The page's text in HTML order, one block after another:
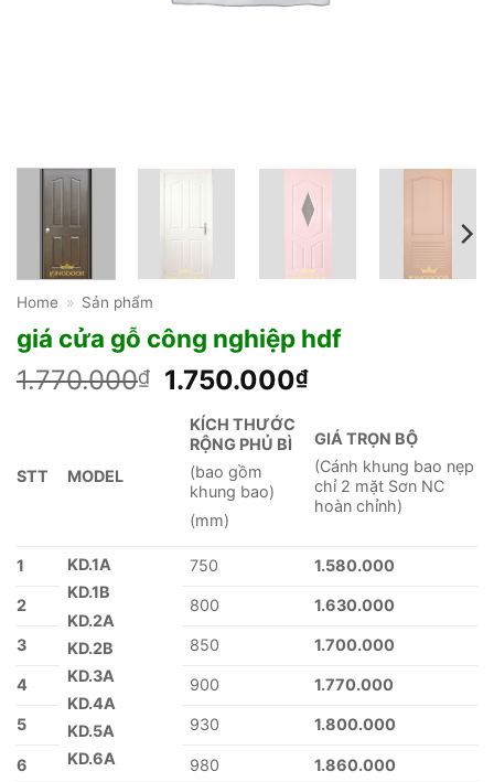
Home » Sản phẩm
giá cửa gỗ công nghiệp hdf
1.770.000₫
Giá
là:
1.770.000₫.
1.750.000₫Giá
tại
là:
1.750.000₫.
STT MODEL
KÍCH THƯỚC
RỘNG PHỦ BÌ
(bao gồm
khung bao)
(mm)
GIÁ TRỌN BỘ
(Cánh khung bao nẹp
chỉ 2 mặt Sơn NC
hoàn chỉnh)
1
KD.1A
KD.1B
KD.2A
KD.2B
KD.3A
KD.4A
KD.5A
KD.6A
750 1.580.000
2 800 1.630.000
3 850 1.700.000
4 900 1.770.000
5 930 1.800.000
6 980 1.860.000